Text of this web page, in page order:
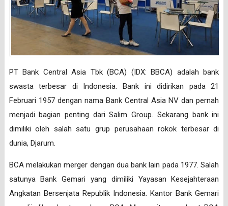
PT Bank Central Asia Tbk (BCA) (IDX: BBCA) adalah bank
swasta terbesar di Indonesia. Bank ini didirikan pada 21
Februari 1957 dengan nama Bank Central Asia NV dan pernah
menjadi bagian penting dari Salim Group. Sekarang bank ini
dimiliki oleh salah satu grup perusahaan rokok terbesar di
dunia, Djarum.
BCA melakukan merger dengan dua bank lain pada 1977. Salah
satunya Bank Gemari yang dimiliki Yayasan Kesejahteraan
Angkatan Bersenjata Republik Indonesia. Kantor Bank Gemari